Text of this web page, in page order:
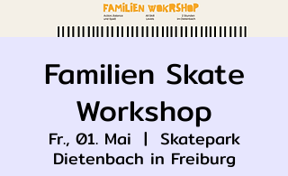
Familien Skate
Workshop
Fr., 01. Mai
  |
Skatepark
Dietenbach in Freiburg